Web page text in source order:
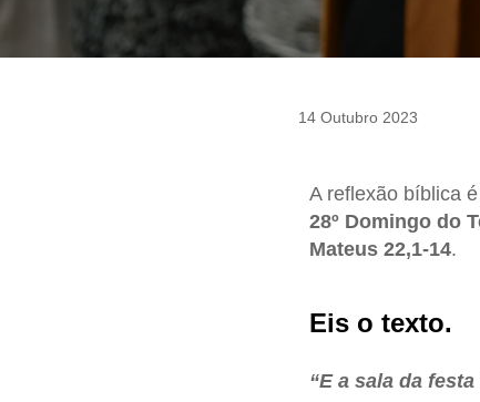
14 Outubro 2023
A reflexão bíblica
28º Domingo do
Mateus 22,1-14.
Eis o texto.
“E a sala da